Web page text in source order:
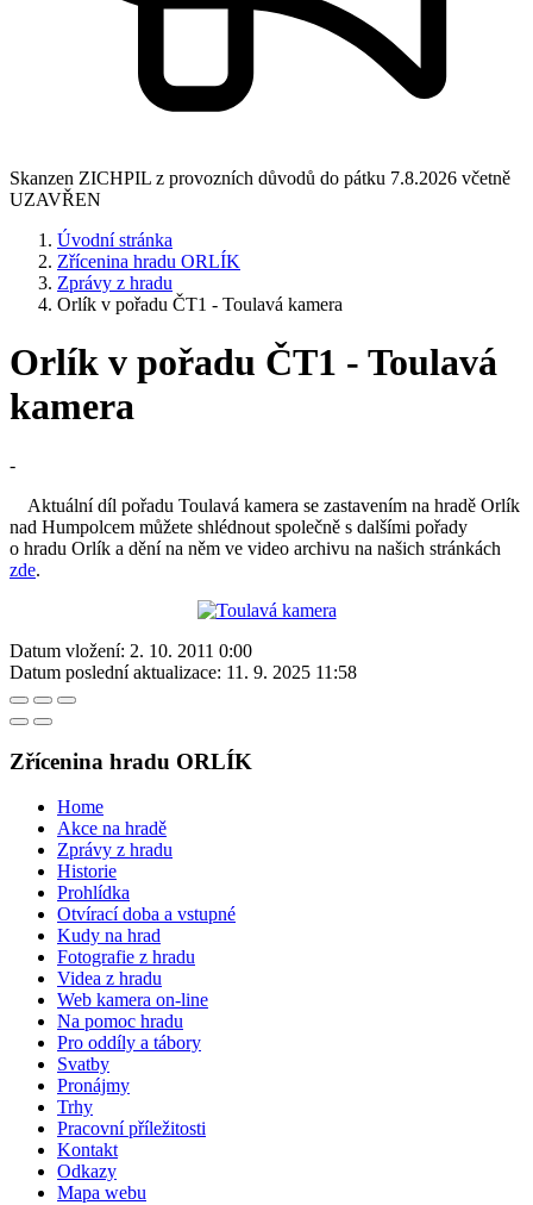
Skanzen ZICHPIL z provozních důvodů do pátku 7.8.2026 včetně
UZAVŘEN
Úvodní stránka
Zřícenina hradu ORLÍK
Zprávy z hradu
Orlík v pořadu ČT1 - Toulavá kamera
Orlík v pořadu ČT1 - Toulavá
kamera
-
Aktuální díl pořadu Toulavá kamera se zastavením na hradě Orlík
nad Humpolcem můžete shlédnout společně s dalšími pořady
o hradu Orlík a dění na něm ve video archivu na našich stránkách
zde.
Datum vložení: 2. 10. 2011 0:00
Datum poslední aktualizace: 11. 9. 2025 11:58
Zřícenina hradu ORLÍK
Home
Akce na hradě
Zprávy z hradu
Historie
Prohlídka
Otvírací doba a vstupné
Kudy na hrad
Fotografie z hradu
Videa z hradu
Web kamera on-line
Na pomoc hradu
Pro oddíly a tábory
Svatby
Pronájmy
Trhy
Pracovní příležitosti
Kontakt
Odkazy
Mapa webu